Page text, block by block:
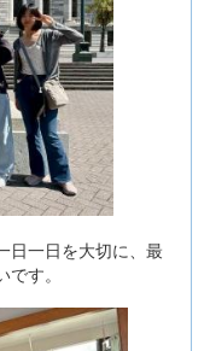
日一日を大切に、最
す。